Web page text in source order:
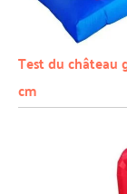
Test du château
cm